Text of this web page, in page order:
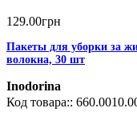
129.00грн
Пакеты для уборки за
волокна, 30 шт
Inodorina